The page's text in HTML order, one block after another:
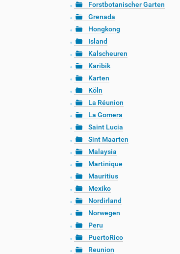
Forstbotanischer Garten
Grenada
Hongkong
Island
Kalscheuren
Karibik
Karten
Köln
La Réunion
La Gomera
Saint Lucia
Sint Maarten
Malaysia
Martinique
Mauritius
Mexiko
Nordirland
Norwegen
Peru
PuertoRico
Reunion